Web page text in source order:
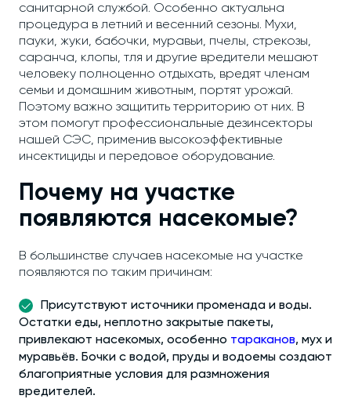
санитарной службой. Особенно актуальна
процедура в летний и весенний сезоны. Мухи,
пауки, жуки, бабочки, муравьи, пчелы, стрекозы,
саранча, клопы, тля и другие вредители мешают
человеку полноценно отдыхать, вредят членам
семьи и домашним животным, портят урожай.
Поэтому важно защитить территорию от них. В
этом помогут профессиональные дезинсекторы
нашей СЭС, применив высокоэффективные
инсектициды и передовое оборудование.
Почему на участке
появляются насекомые?
В большинстве случаев насекомые на участке
появляются по таким причинам:
Присутствуют источники променада и воды.
Остатки еды, неплотно закрытые пакеты,
привлекают насекомых, особенно тараканов, мух и
муравьёв. Бочки с водой, пруды и водоемы создают
благоприятные условия для размножения
вредителей.